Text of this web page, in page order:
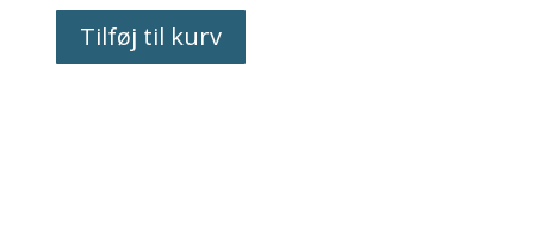
Tilføj til kurv